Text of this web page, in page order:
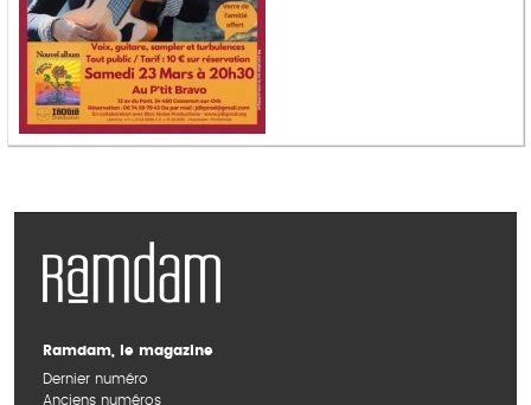
Ramdam, le magazine
Dernier numéro
Anciens numéros